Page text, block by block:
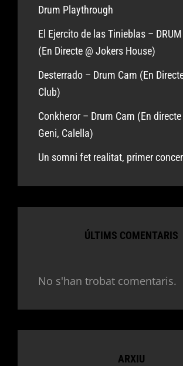
Drum Playthrough
El Ejercito de las Tinieblas –
(En Directe @ Jokers House)
Desterrado – Drum Cam (En
Club)
Conkheror – Drum Cam (En
Geni, Calella)
Un somni fet realitat, primer
ÚLTIMS COMENTARIS
No s'han trobat comentaris.
ARXIU